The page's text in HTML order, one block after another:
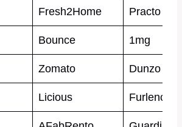
Fresh2Home Practo
Bounce 1mg
Zomato Dunzo
Licious Furlenco